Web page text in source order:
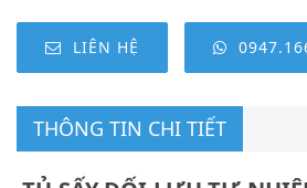
LIÊN HỆ
THÔNG TIN CHI TIẾT